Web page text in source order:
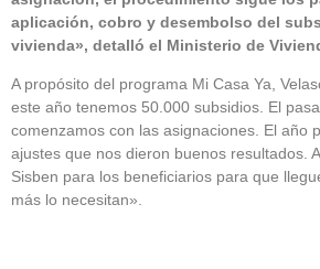
aplicación, cobro y desembolso del
vivienda», detalló el Ministerio de
A propósito del programa Mi Casa Ya,
este año tenemos 50.000 subsidios. El
comenzamos con las asignaciones. El año
ajustes que nos dieron buenos resultados.
Sisben para los beneficiarios para que
más lo necesitan».